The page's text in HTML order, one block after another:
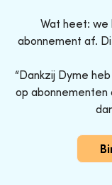
Wat heet: we
abonnement af.
“Dankzij Dyme
op abonnementen